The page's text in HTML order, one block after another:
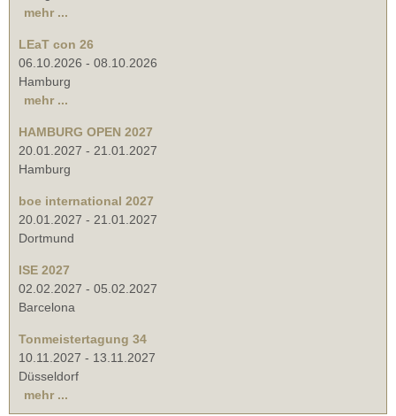
mehr ...
LEaT con 26
06.10.2026 - 08.10.2026
Hamburg
mehr ...
HAMBURG OPEN 2027
20.01.2027 - 21.01.2027
Hamburg
boe international 2027
20.01.2027 - 21.01.2027
Dortmund
ISE 2027
02.02.2027 - 05.02.2027
Barcelona
Tonmeistertagung 34
10.11.2027 - 13.11.2027
Düsseldorf
mehr ...